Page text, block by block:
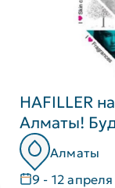
HAFILLER
Алматы!
Алматы
9 - 12 апреля